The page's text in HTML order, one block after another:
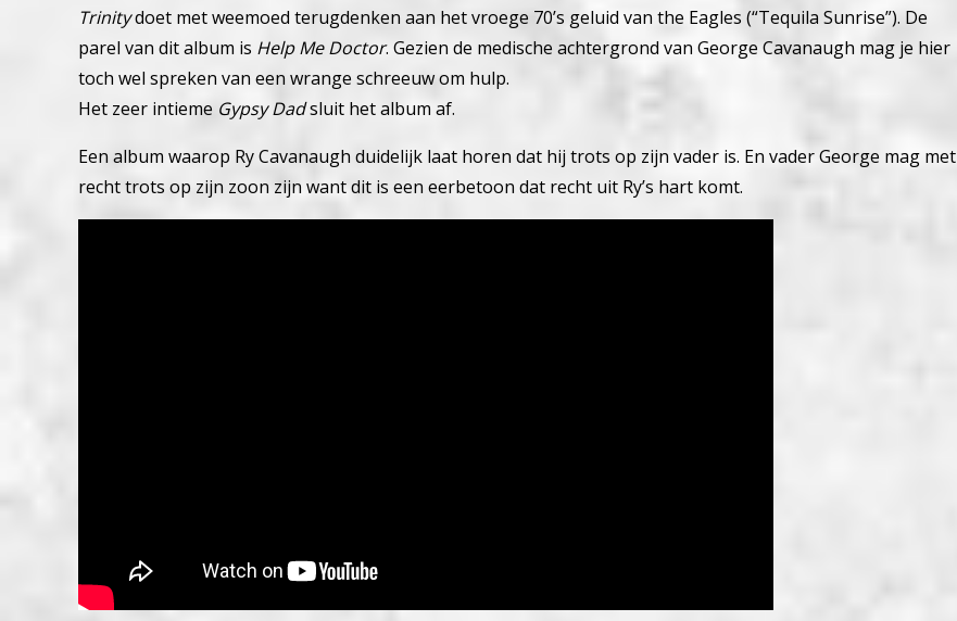
Trinitydoet met weemoed terugdenken aan het vroege 70’s geluid van the Eagles (“Tequila Sunrise”). De
parel van dit album is Help Me Doctor. Gezien de medische achtergrond van George Cavanaugh mag je hier
toch wel spreken van een wrange schreeuw om hulp.
Het zeer intieme Gypsy Dadsluit het album af.
Een album waarop Ry Cavanaugh duidelijk laat horen dat hij trots op zijn vader is. En vader George mag met
recht trots op zijn zoon zijn want dit is een eerbetoon dat recht uit Ry’s hart komt.